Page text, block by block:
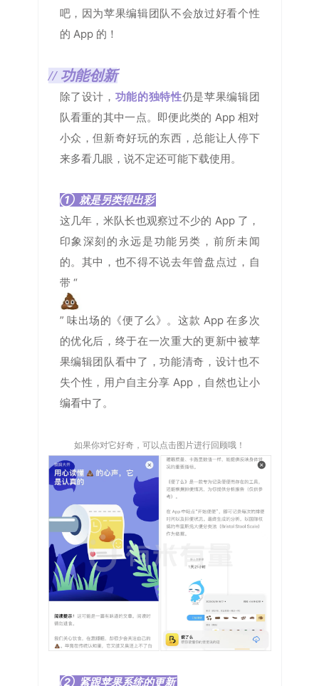
吧，因为苹果编辑团队不会放过好看个性
的 App 的！
// 功能创新
除了设计， 功能的独特性仍是苹果编辑团
队看重的其中一点。即便此类的 App 相对
小众，但新奇好玩的东西，总能让人停下
来多看几眼，说不定还可能下载使用。
① 就是另类得出彩
这几年，米队长也观察过不少的 App 了，
印象深刻的永远是功能另类，前所未闻
的。其中，也不得不说去年曾盘点过，自
带 “
” 味出场的《便了么》。这款 App 在多次
的优化后，终于在一次重大的更新中被苹
果编辑团队看中了，功能清奇，设计也不
失个性，用户自主分享 App，自然也让小
编看中了。
如果你对它好奇，可以点击图片进行回顾哦！
② 紧跟苹果系统的更新